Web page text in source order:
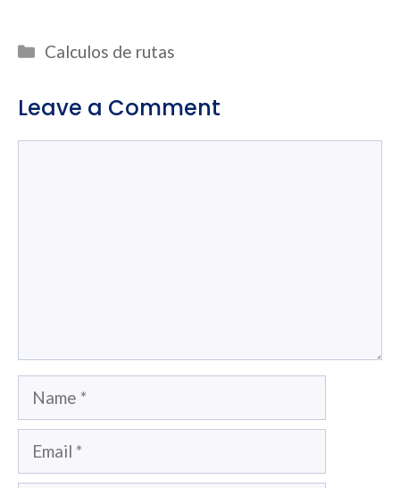
Categories
Calculos de rutas
Leave a Comment